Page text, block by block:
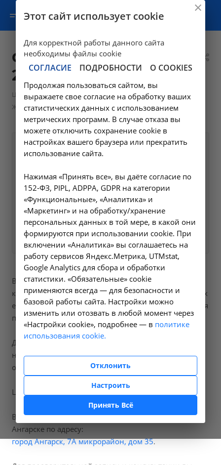
Фемофлор скрин -
20.2 в Ангарске
Цены в Ангарске — Лабораторные исследования —
Женское здоровье — Фемофлор скрин - 20.2 в Ангарске
Оформите заявку на сайте,
ближайшее время и ответим
на все интересующие
вопросы.
Заказать услугу
В наших клиниках мы проводимфемофлор скрин
код услуги (НМУ) 20.2. Для граждан России, у которых
есть направление, медицинская помощь оказывается
по полису ОМС бесплатно.
Для иностранных граждан или при отсутствии
направления по форме 057/у медицинская помощь
оказывается на платной основе.
Цена услуги
Вы можете воспользоваться нашими услугами в
Ангарске по адресу:
город Ангарск, 7А микрорайон, дом 35.
Этот сайт использует cookie
Для корректной работы данного сайта
необходимы файлы cookie
СОГЛАСИЕ ПОДРОБНОСТИ О COOKIES
Продолжая пользоваться сайтом, вы
выражаете свое согласие на обработку ваших
статистических данных с использованием
метрических программ. В случае отказа вы
можете отключить сохранение cookie в
настройках вашего браузера или прекратить
использование сайта.
Нажимая «Принять все», вы даёте согласие по
152-ФЗ, PIPL, ADPPA, GDPR на категории
«Функциональные», «Аналитика» и
«Маркетинг» и на обработку/хранение
персональных данных в той мере, в какой они
формируются при использовании cookie. При
включении «Аналитика» вы соглашаетесь на
работу сервисов Яндекс.Метрика, UTMstat,
Google Analytics для сбора и обработки
статистики. «Обязательные» cookie
применяются всегда — для безопасности и
базовой работы сайта. Настройки можно
изменить или отозвать в любой момент через
«Настройки cookie», подробнее — в политике
использования cookie.
Отклонить
Настроить
Принять Всё